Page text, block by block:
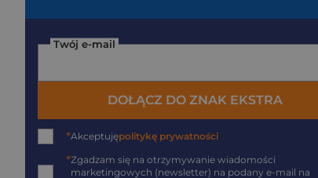
Twój e-mail
DOŁĄCZ DO ZNAK EKSTRA
*Akceptujępolitykę prywatności
*Zgadzam się na otrzymywanie wiadomości
marketingowych (newsletter) na podany e-mail na